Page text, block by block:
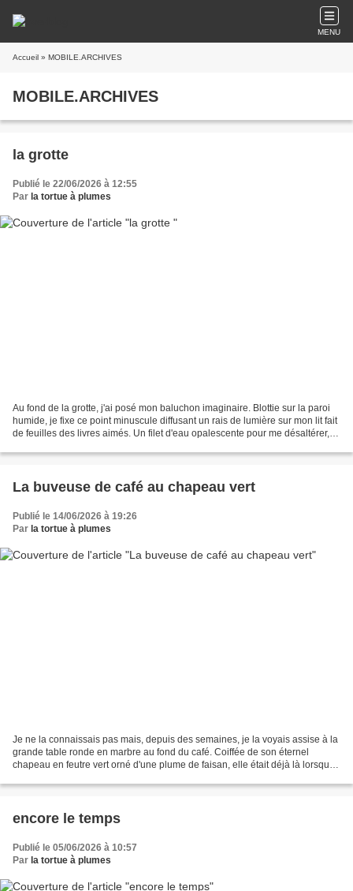
MENU
Accueil » MOBILE.ARCHIVES
MOBILE.ARCHIVES
la grotte
Publié le 22/06/2026 à 12:55
Par la tortue à plumes
Au fond de la grotte, j'ai posé mon baluchon imaginaire. Blottie sur la paroi
humide, je fixe ce point minuscule diffusant un rais de lumière sur mon lit fait
de feuilles des livres aimés. Un filet d'eau opalescente pour me désaltérer,
La buveuse de café au chapeau vert
Publié le 14/06/2026 à 19:26
Par la tortue à plumes
Je ne la connaissais pas mais, depuis des semaines, je la voyais assise à la
grande table ronde en marbre au fond du café. Coiffée de son éternel
chapeau en feutre vert orné d'une plume de faisan, elle était déjà là lorsque
encore le temps
Publié le 05/06/2026 à 10:57
Par la tortue à plumes